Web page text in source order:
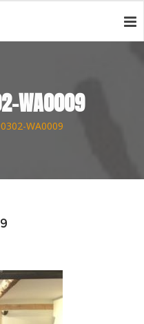
WA0009
WA0009